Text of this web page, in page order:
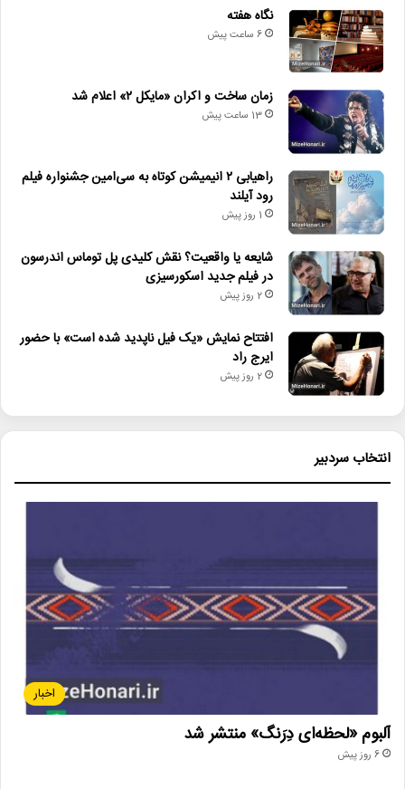
نگاه هفته
6 ساعت پیش
زمان ساخت و اکران «مایکل ۲» اعلام شد
13 ساعت پیش
راهیابی ۲ انیمیشن کوتاه به سی‌امین جشنواره فیلم
رود آیلند
1 روز پیش
شایعه یا واقعیت؟ نقش کلیدی پل توماس اندرسون
در فیلم جدید اسکورسیزی
2 روز پیش
افتتاح نمایش «یک فیل ناپدید شده است» با حضور
ایرج راد
2 روز پیش
انتخاب سردبیر
اخبار
آلبوم «لحظه‌ای دِرَنگ» منتشر شد
6 روز پیش